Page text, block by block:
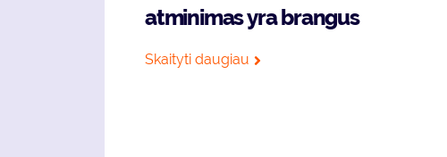
atminimas yra brangus
Skaityti daugiau